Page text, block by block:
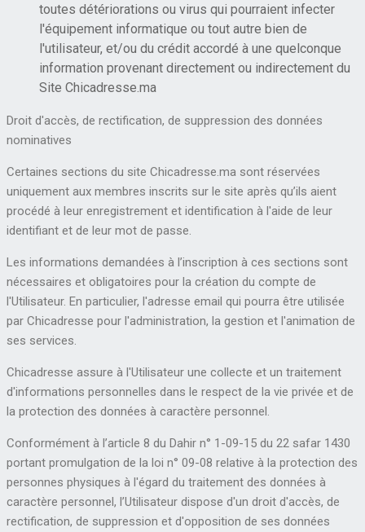
toutes détériorations ou virus qui pourraient infecter
l'équipement informatique ou tout autre bien de
l'utilisateur, et/ou du crédit accordé à une quelconque
information provenant directement ou indirectement du
Site Chicadresse.ma
Droit d'accès, de rectification, de suppression des données
nominatives
Certaines sections du site Chicadresse.ma sont réservées
uniquement aux membres inscrits sur le site après qu’ils aient
procédé à leur enregistrement et identification à l'aide de leur
identifiant et de leur mot de passe.
Les informations demandées à l’inscription à ces sections sont
nécessaires et obligatoires pour la création du compte de
l'Utilisateur. En particulier, l'adresse email qui pourra être utilisée
par Chicadresse pour l'administration, la gestion et l'animation de
ses services.
Chicadresse assure à l'Utilisateur une collecte et un traitement
d'informations personnelles dans le respect de la vie privée et de
la protection des données à caractère personnel.
Conformément à l’article 8 du Dahir n° 1-09-15 du 22 safar 1430
portant promulgation de la loi n° 09-08 relative à la protection des
personnes physiques à l'égard du traitement des données à
caractère personnel, l’Utilisateur dispose d'un droit d'accès, de
rectification, de suppression et d'opposition de ses données